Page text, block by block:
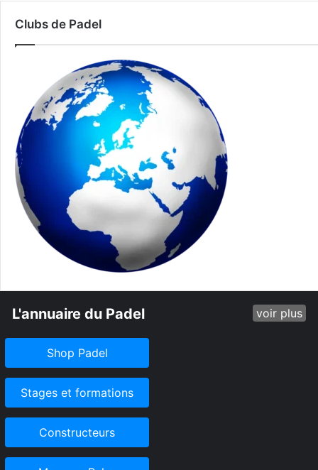
Clubs de Padel
L'annuaire du Padel voir plus
Shop Padel
Stages et formations
Constructeurs